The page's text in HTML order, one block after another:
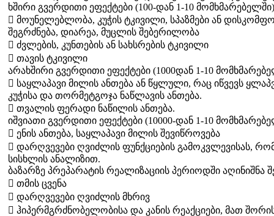
ხშირი გვერდითი ეფექტები (100-დან 1-10
 მოუნელებლობა, კუჭის ტკივილი, სპაზმები ან
შეგრძნება, დიარეა, მუცლის შებერილობა
 ძვლების, კუნთების ან სახსრების ტკივილი
 თავის ტკივილი
არახშირი გვერდითი ეფექტები (1000დან 1-10
 საყლაპავი მილის ანთება ან წყლული, რაც იწვევს
კუჭისა და თორმეტგოჯა ნაწლავის ანთება.
 თვალის ფერადი ნაწილის ანთება.
იშვიათი გვერდითი ეფექტები (10000-დან 1-10
 ენის ანთება, საყლაპავი მილის შევიწროვება
 დარღვევები ღვიძლის ფუნქციების გამოკვლევისას,
სისხლის ანალიზით.
ბაზარზე პრეპარატის რეალიზაციის პერიოდში აღინიშნა
 თმის ცვენა
 დარღვევები ღვიძლის მხრივ
 ჰიპერმგრძნობელობისა და კანის რეაქციები, მათ შორის